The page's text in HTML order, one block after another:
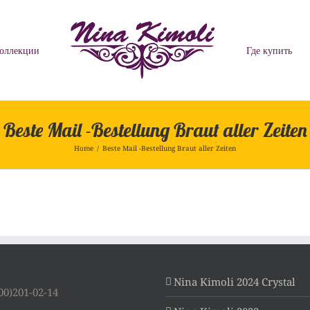
Где купить
Beste Mail -Bestellung Braut aller Zeiten
Home / Beste Mail -Bestellung Braut aller Zeiten
02-14
Nina Kimoli 2024 Crystal